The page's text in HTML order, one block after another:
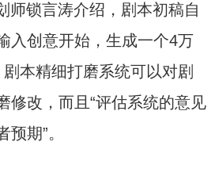
师锁言涛介绍，剧本初稿自
入创意开始，生成一个4万
本精细打磨系统可以对剧
修改，而且“评估系统的意见
期”。